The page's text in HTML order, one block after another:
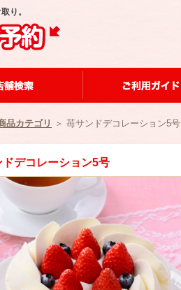
り。
品カテゴリ ＞ 苺サンドデコレーション5号
ドデコレーション5号